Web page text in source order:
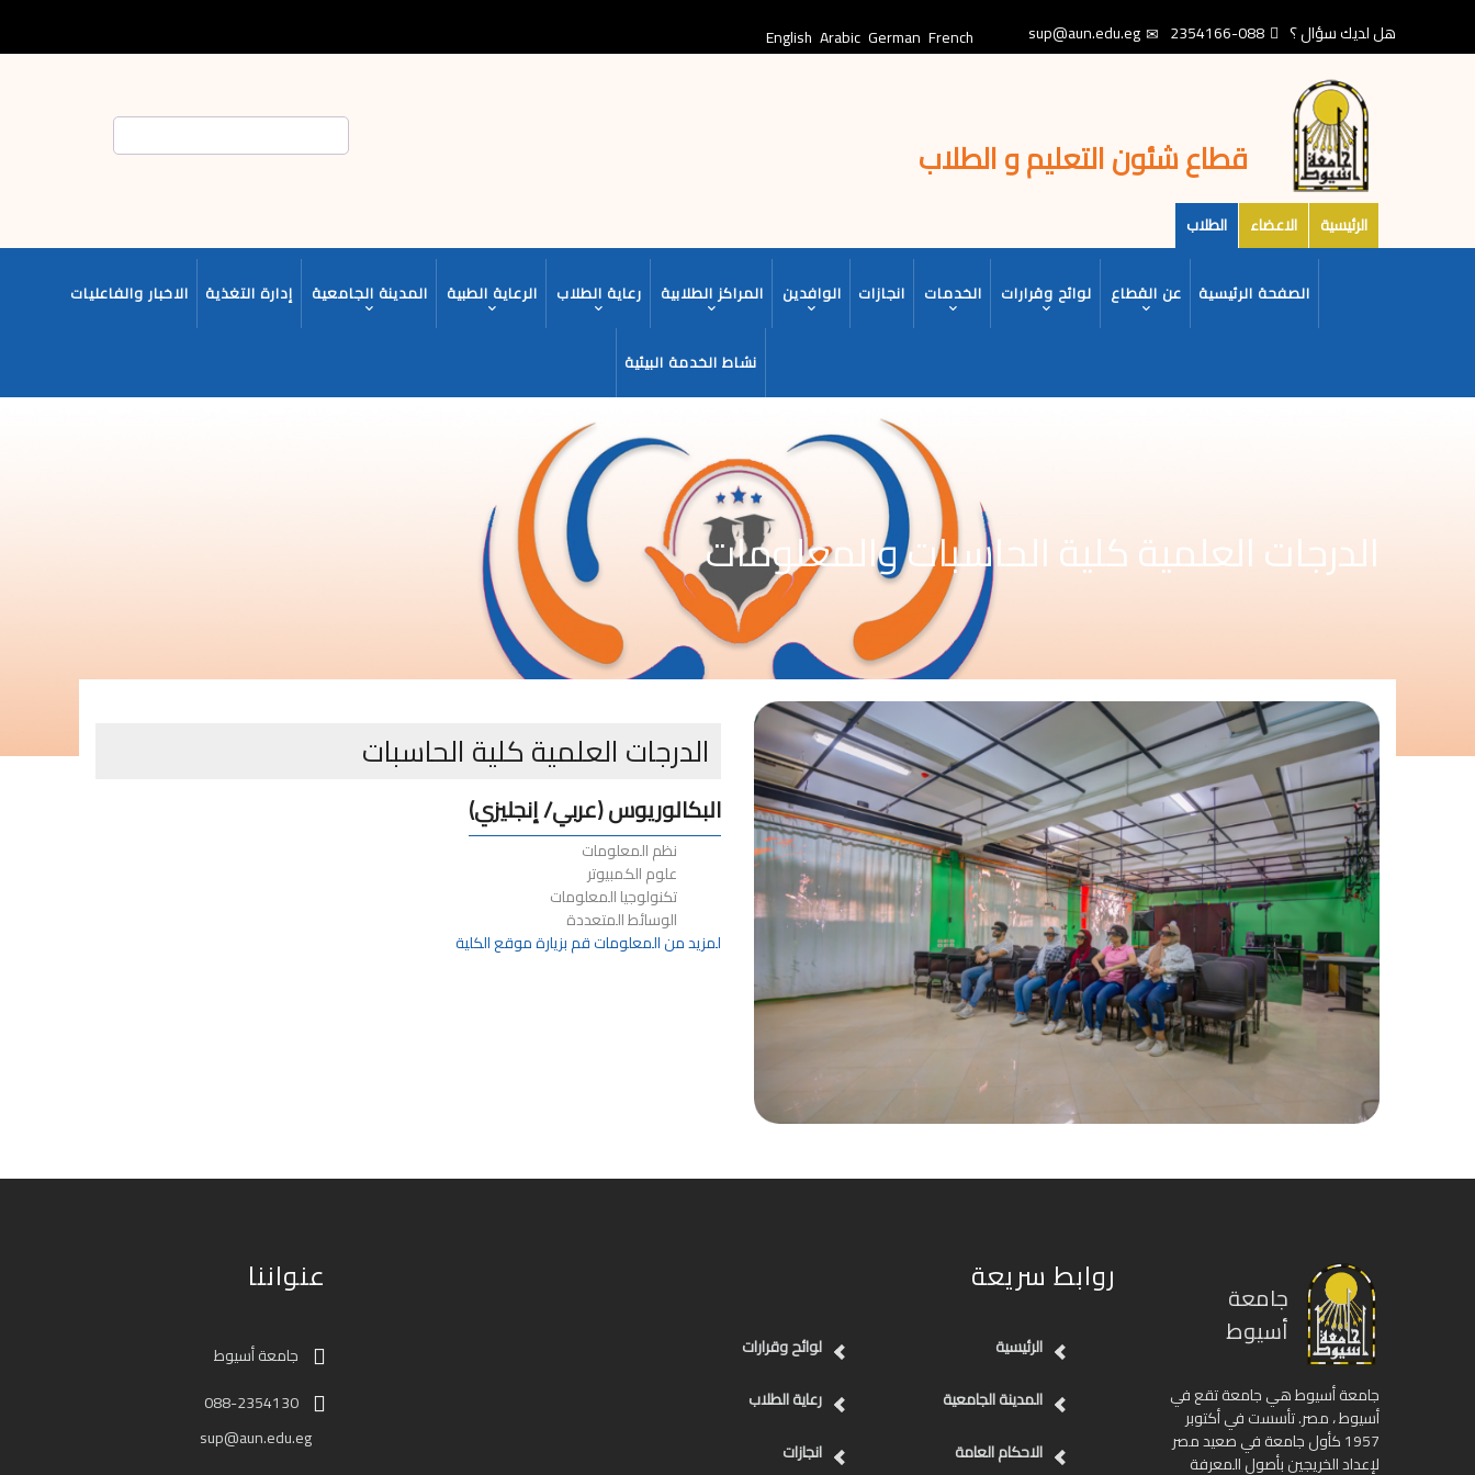
المحتوى
هل لديك سؤال ؟ 088-2354166
sup@aun.edu.eg
English Arabic German French
قطاع شئون التعليم و الطلاب
بحث
الرئيسية الاعضاء الطلاب
NAVIGATION
الصفحة الرئيسية عن القطاع لوائح وقرارات الخدمات انجازات الوافدين المراكز الطلابية رعاية الطلاب الرعاية الطبية المدينة الجامعية إدارة التغذية الاخبار والفاعليات
نشاط الخدمة البيئية
الدرجات العلمية كلية الحاسبات والمعلومات
الدرجات العلمية كلية الحاسبات
البكالوريوس (عربي/ إنجليزي)
نظم المعلومات
علوم الكمبيوتر
تكنولوجيا المعلومات
الوسائط المتعددة
لمزيد من المعلومات قم بزيارة موقع الكلية
جامعة
أسيوط
جامعة أسيوط هي جامعة تقع في
أسيوط ، مصر. تأسست في أكتوبر
1957 كأول جامعة في صعيد مصر
لإعداد الخريجين بأصول المعرفة
روابط سريعة
الرئيسية
لوائح وقرارات
المدينة الجامعية
رعاية الطلاب
الاحكام العامة
انجازات
عنواننا
جامعة أسيوط
088-2354130